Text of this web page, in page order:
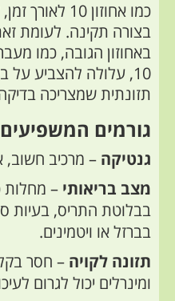
כמו אחוזון 10
בצורה תקינה. לעומת
10, עלולה להצביע על
תזונתית שמצריכה
גורמים
גנטיקה – מרכיב חשוב,
מצב בריאותי – מחלות
בבלוטת התריס, בעיות
בברזל או ויטמינים.
תזונה לקויה – חסר
ומינרלים יכול לגרום